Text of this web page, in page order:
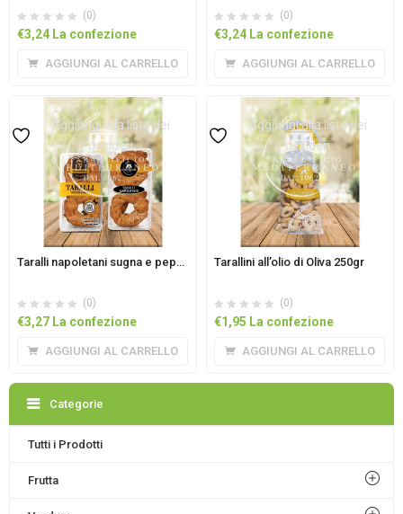
(0)
€3,24 La confezione
AGGIUNGI AL CARRELLO
(0)
€3,24 La confezione
AGGIUNGI AL CARRELLO
Aggiungi alla lista dei
desideri
Taralli napoletani sugna e pepe 320gr
(0)
€3,27 La confezione
AGGIUNGI AL CARRELLO
Aggiungi alla lista dei
desideri
Tarallini all’olio di Oliva 250gr
(0)
€1,95 La confezione
AGGIUNGI AL CARRELLO
Categorie
Tutti i Prodotti
Frutta